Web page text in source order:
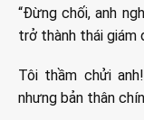
“Đừng chối, anh
trở thành thái giám
Tôi thầm chửi
nhưng bản thân